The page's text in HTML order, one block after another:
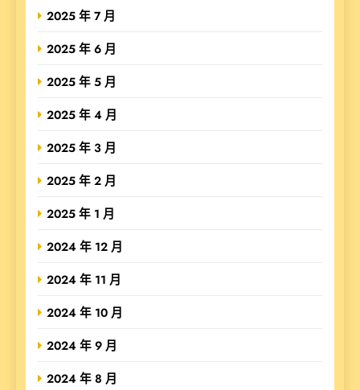
2025 年 7 月
2025 年 6 月
2025 年 5 月
2025 年 4 月
2025 年 3 月
2025 年 2 月
2025 年 1 月
2024 年 12 月
2024 年 11 月
2024 年 10 月
2024 年 9 月
2024 年 8 月